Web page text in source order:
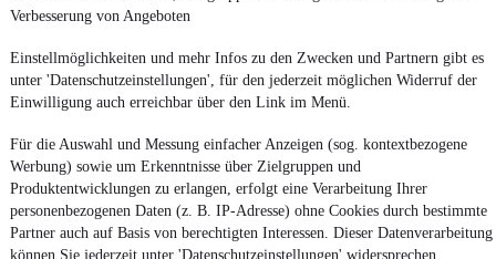
Verbesserung von Angeboten
Einstellmöglichkeiten und mehr Infos zu den Zwecken und Partnern gibt es
unter 'Datenschutzeinstellungen', für den jederzeit möglichen Widerruf der
Einwilligung auch erreichbar über den Link im Menü.
Für die Auswahl und Messung einfacher Anzeigen (sog. kontextbezogene
Werbung) sowie um Erkenntnisse über Zielgruppen und
Produktentwicklungen zu erlangen, erfolgt eine Verarbeitung Ihrer
personenbezogenen Daten (z. B. IP-Adresse) ohne Cookies durch bestimmte
Partner auch auf Basis von berechtigten Interessen. Dieser Datenverarbeitung
können Sie jederzeit unter 'Datenschutzeinstellungen' widersprechen.